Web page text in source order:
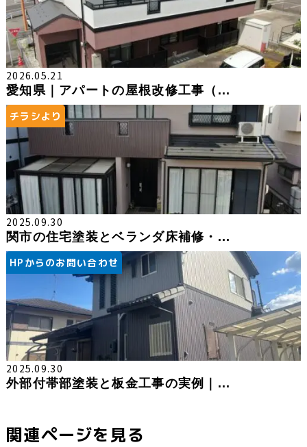
2026.05.21
愛知県｜アパートの屋根改修工事（...
チラシより
2025.09.30
関市の住宅塗装とベランダ床補修・...
HPからのお問い合わせ
2025.09.30
外部付帯部塗装と板金工事の実例｜...
関連ページを見る